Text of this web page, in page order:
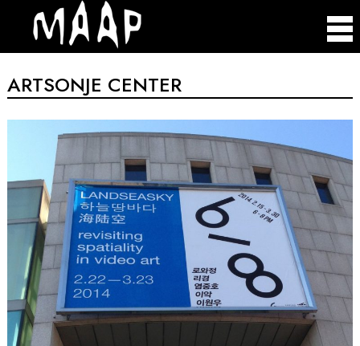
ARTSONJE CENTER